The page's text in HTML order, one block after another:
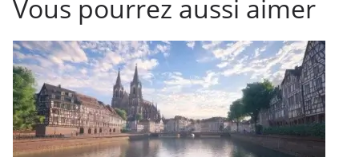
Vous pourrez aussi aimer